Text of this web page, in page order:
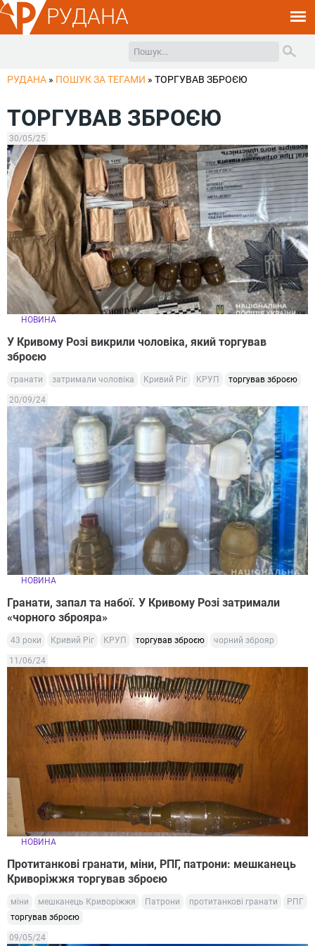
РУДАНА
РУДАНА » ПОШУК ЗА ТЕГАМИ » ТОРГУВАВ ЗБРОЄЮ
ТОРГУВАВ ЗБРОЄЮ
30/05/25
НОВИНА
У Кривому Розі викрили чоловіка, який торгував
зброєю
гранати затримали чоловіка Кривий Ріг КРУП торгував зброєю
20/09/24
НОВИНА
Гранати, запал та набої. У Кривому Розі затримали
«чорного зброяра»
43 роки Кривий Ріг КРУП торгував зброєю чорний зброяр
11/06/24
НОВИНА
Протитанкові гранати, міни, РПГ, патрони: мешканець
Криворіжжя торгував зброєю
міни мешканець Криворіжжя Патрони протитанкові гранати
РПГ
торгував зброєю
09/05/24